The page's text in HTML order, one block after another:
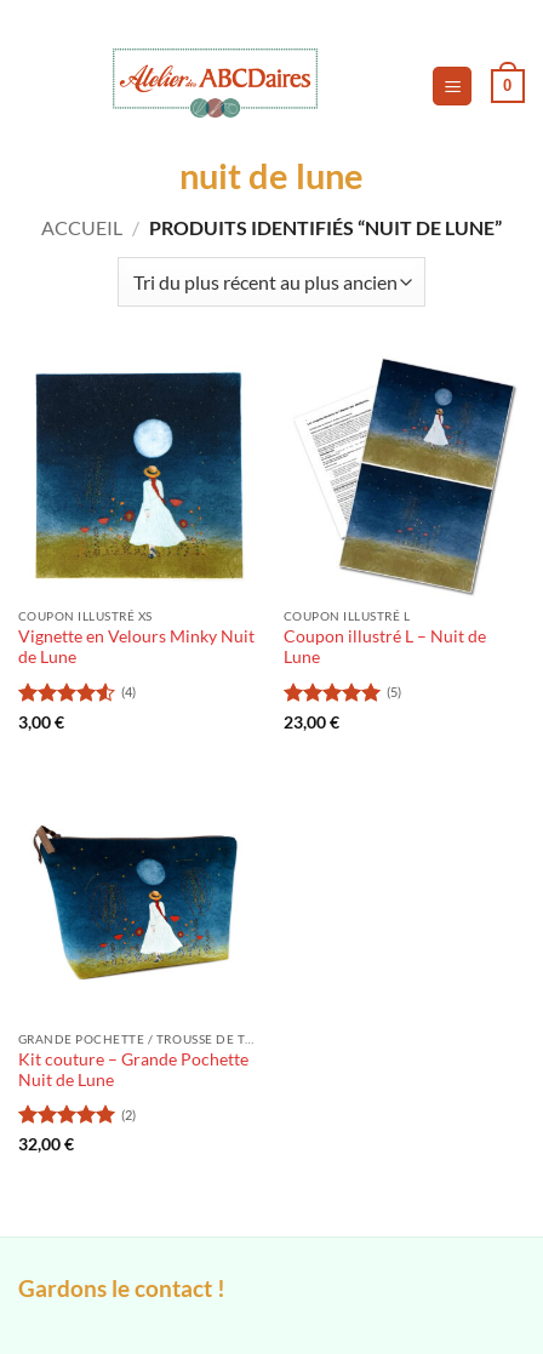
0
nuit de lune
ACCUEIL / PRODUITS IDENTIFIÉS “NUIT DE LUNE”
COUPON ILLUSTRÉ XS
Vignette en Velours Minky Nuit
de Lune
Note
(4)
3,00€
COUPON ILLUSTRÉ L
Coupon illustré L – Nuit de
Lune
Note5
(5)
23,00€
Kit couture – Grande Pochette
Nuit de Lune
Note5
(2)
32,00€
Gardons le contact !